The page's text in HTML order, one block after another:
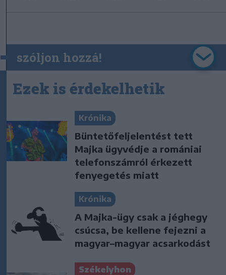
szóljon hozzá!
Ezek is érdekelhetik
Krónika
Büntetőfeljelentést tett
Majka ügyvédje a romániai
telefonszámról érkezett
fenyegetés miatt
Krónika
A Majka-ügy csak a jéghegy
csúcsa, be kellene fejezni a
magyar–magyar acsarkodást
Székelyhon